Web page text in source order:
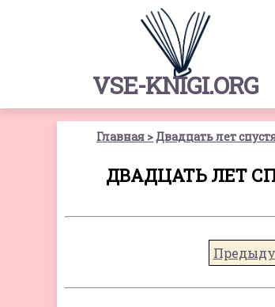
VSE-KNIGI.ORG
Главная Двадцать лет
ДВАДЦАТЬ ЛЕТ